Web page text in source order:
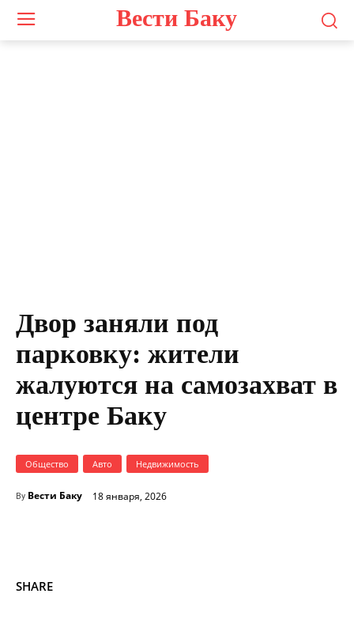
Вести Баку
Двор заняли под
парковку: жители
жалуются на самозахват в
центре Баку
Общество Авто Недвижимость
By Вести Баку 18 января, 2026
SHARE